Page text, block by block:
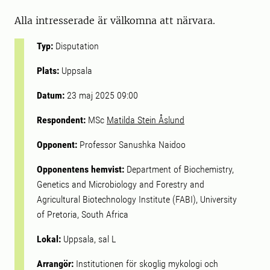
Alla intresserade är välkomna att närvara.
Typ: Disputation
Plats: Uppsala
Datum: 23 maj 2025 09:00
Respondent: MSc Matilda Stein Åslund
Opponent: Professor Sanushka Naidoo
Opponentens hemvist: Department of Biochemistry,
Genetics and Microbiology and Forestry and
Agricultural Biotechnology Institute (FABI), University
of Pretoria, South Africa
Lokal: Uppsala, sal L
Arrangör: Institutionen för skoglig mykologi och